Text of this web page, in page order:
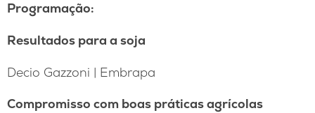
Programação:
Resultados para a soja
Decio Gazzoni | Embrapa
Compromisso com boas práticas agrícolas